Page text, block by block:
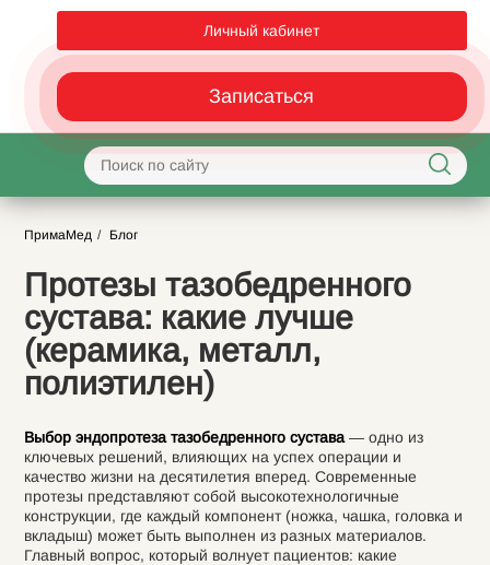
Личный кабинет
Записаться
ПримаМед Блог
Протезы тазобедренного
сустава: какие лучше
(керамика, металл,
полиэтилен)
Выбор эндопротеза тазобедренного сустава— одно из
ключевых решений, влияющих на успех операции и
качество жизни на десятилетия вперед. Современные
протезы представляют собой высокотехнологичные
конструкции, где каждый компонент (ножка, чашка, головка и
вкладыш) может быть выполнен из разных материалов.
Главный вопрос, который волнует пациентов: какие